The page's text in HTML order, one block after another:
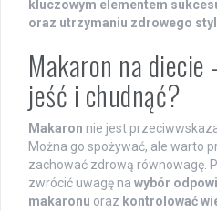
kluczowym elementem
oraz utrzymaniu zdrowego
Makaron na diecie
jeść i chudnąć?
Makaron nie jest
Można go spożywać, ale warto
zachować zdrową równowagę.
zwrócić uwagę na wybór
makaronu oraz kontrolować